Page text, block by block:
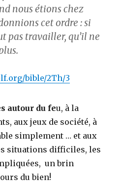
nous étions chez
cet ordre : si
pas travailler, qu’il ne
bible/2Th/3
autour du feu, à la
aux jeux de société, à
simplement … et aux
situations difficiles, les
un brin
du bien!